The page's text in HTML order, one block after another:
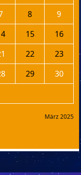
März 2025
8
9
15
16
22
23
29
30